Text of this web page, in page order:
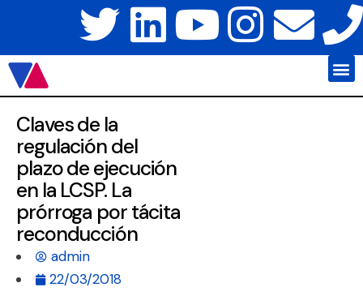
Claves de la
regulación del
plazo de ejecución
en la LCSP. La
prórroga por tácita
reconducción
admin
22/03/2018